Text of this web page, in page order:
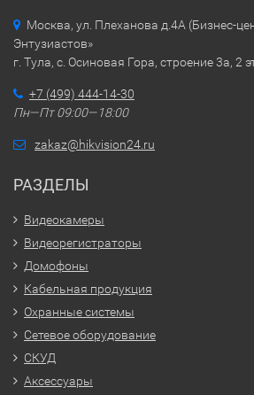
Москва, ул. Плеханова д.4А (Бизнес-
Энтузиастов»
г. Тула, с. Осиновая Гора, строение 3а, 2
+7 (499) 444-14-30
Пн—Пт 09:00—18:00
zakaz@hikvision24.ru
РАЗДЕЛЫ
Видеокамеры
Видеорегистраторы
Домофоны
Кабельная продукция
Охранные системы
Сетевое оборудование
СКУД
Аксессуары